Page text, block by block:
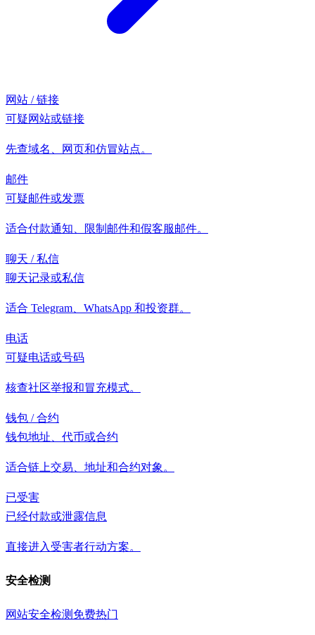
网站 / 链接
可疑网站或链接
先查域名、网页和仿冒站点。
邮件
可疑邮件或发票
适合付款通知、限制邮件和假客服邮件。
聊天 / 私信
聊天记录或私信
适合 Telegram、WhatsApp 和投资群。
电话
可疑电话或号码
核查社区举报和冒充模式。
钱包 / 合约
钱包地址、代币或合约
适合链上交易、地址和合约对象。
已受害
已经付款或泄露信息
直接进入受害者行动方案。
安全检测
网站安全检测 免费热门